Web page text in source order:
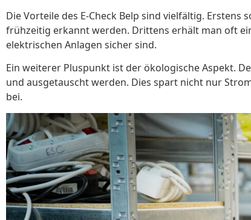
Die Vorteile des E-Check Belp sind vielfältig.
frühzeitig erkannt werden. Drittens erhält man oft
elektrischen Anlagen sicher sind.
Ein weiterer Pluspunkt ist der ökologische Aspekt.
und ausgetauscht werden. Dies spart nicht nur
bei.